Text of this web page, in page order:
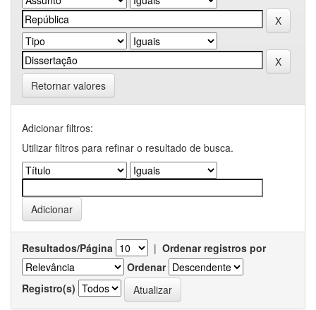
Retornar valores
Adicionar filtros:
Utilizar filtros para refinar o resultado de busca.
Resultados/Página | Ordenar registros por
Ordenar
Registro(s)